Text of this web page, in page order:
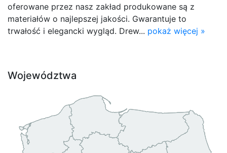
oferowane przez nasz zakład produkowane są z
materiałów o najlepszej jakości. Gwarantuje to
trwałość i elegancki wygląd. Drew... pokaż więcej »
Województwa